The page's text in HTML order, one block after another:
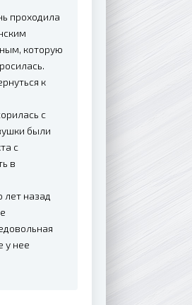
проходила
которую
к
с
были
с
в
назад
у нее